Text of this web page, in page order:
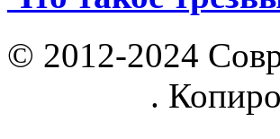
© 2012-2024
.